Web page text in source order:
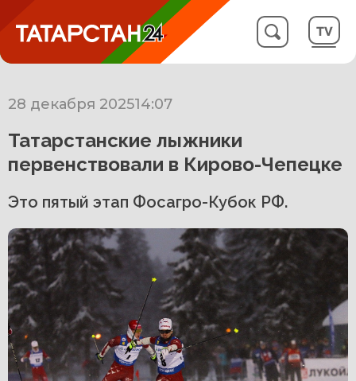
28 декабря 202514:07
Татарстанские лыжники
первенствовали в Кирово-Чепецке
Это пятый этап Фосагро-Кубок РФ.